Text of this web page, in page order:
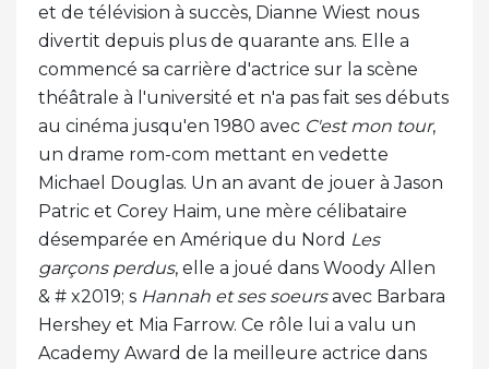
et de télévision à succès, Dianne Wiest nous
divertit depuis plus de quarante ans. Elle a
commencé sa carrière d'actrice sur la scène
théâtrale à l'université et n'a pas fait ses débuts
au cinéma jusqu'en 1980 avec C'est mon tour,
un drame rom-com mettant en vedette
Michael Douglas. Un an avant de jouer à Jason
Patric et Corey Haim, une mère célibataire
désemparée en Amérique du Nord Les
garçons perdus, elle a joué dans Woody Allen
& # x2019; s Hannah et ses soeursavec Barbara
Hershey et Mia Farrow. Ce rôle lui a valu un
Academy Award de la meilleure actrice dans